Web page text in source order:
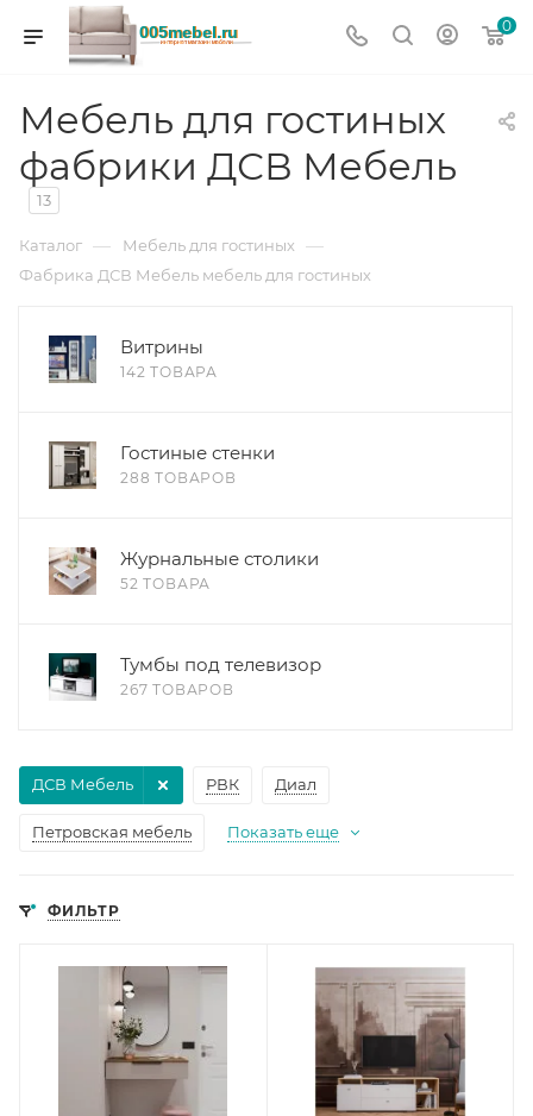
0
Мебель для гостиных
фабрики ДСВ Мебель
13
Каталог — Мебель для гостиных —
Фабрика ДСВ Мебель мебель для гостиных
Витрины
142 ТОВАРА
Гостиные стенки
288 ТОВАРОВ
Журнальные столики
52 ТОВАРА
Тумбы под телевизор
267 ТОВАРОВ
РВК Диал
Петровская мебель
ДСВ Мебель
Показать еще
ФИЛЬТР